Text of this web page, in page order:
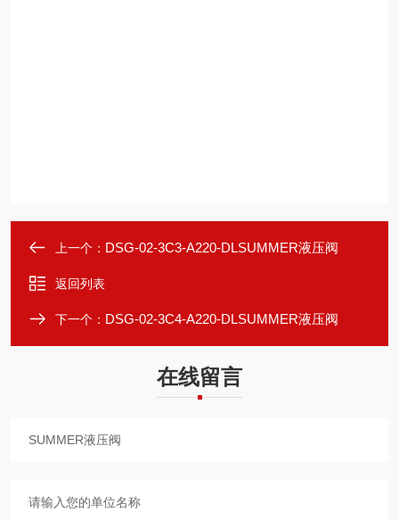
上一个： DSG-02-3C3-A220-DLSUMMER液压阀
返回列表
下一个： DSG-02-3C4-A220-DLSUMMER液压阀
在线留言